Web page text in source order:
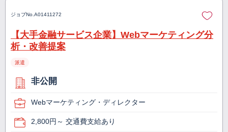
ジョブNo. A01411272
【大手金融サービス企業】Webマーケティング分
析・改善提案
派遣
非公開
Webマーケティング・ディレクター
2,800円～ 交通費支給あり